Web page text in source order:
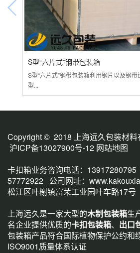
S型“六片式”钢带包装箱
S型“六片式”钢带包装箱利用钢片以及钢
型...
Copyright © 2018 上海远久包装材
沪ICP备13027900号-12 网站地图
卡扣箱业务咨询电话：
57772922 公司网址：
松江区叶榭镇富荣工业园叶车路17号
上海远久是一家大型的木制包装箱生
名企业提供优质的卡扣包装箱、 出口
包装箱产品符合国际植物保护公约和
ISO9001质量体系认证